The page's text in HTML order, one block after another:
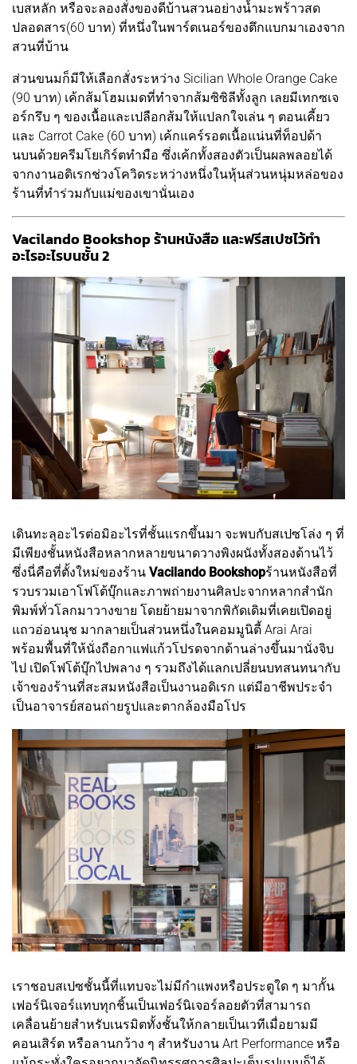
เบสหลัก หรือจะลองสั่งของดีบ้านสวนอย่างน้ำมะพร้าวสด
ปลอดสาร(60 บาท) ที่หนึ่งในพาร์ตเนอร์ของตึกแบกมาเองจาก
สวนที่บ้าน
ส่วนขนมก็มีให้เลือกสั่งระหว่าง Sicilian Whole Orange Cake
(90 บาท) เค้กส้มโฮมเมดที่ทำจากส้มซิซิลีทั้งลูก เลยมีเทกซเจ
อร์กรึบ ๆ ของเนื้อและเปลือกส้มให้แปลกใจเล่น ๆ ตอนเคี้ยว
และ Carrot Cake (60 บาท) เค้กแคร์รอตเนื้อแน่นที่ท็อปด้า
นบนด้วยครีมโยเกิร์ตทำมือ ซึ่งเค้กทั้งสองตัวเป็นผลพลอยได้
จากงานอดิเรกช่วงโควิดระหว่างหนึ่งในหุ้นส่วนหนุ่มหล่อของ
ร้านที่ทำร่วมกับแม่ของเขานั่นเอง
Vacilando Bookshop ร้านหนังสือ และฟรีสเปซไว้ทำ
อะไรอะไรบนชั้น 2
เดินทะลุอะไรต่อมิอะไรที่ชั้นแรกขึ้นมา จะพบกับสเปซโล่ง ๆ ที่
มีเพียงชั้นหนังสือหลากหลายขนาดวางพิงผนังทั้งสองด้านไว้
ซึ่งนี่คือที่ตั้งใหม่ของร้าน Vacilando Bookshopร้านหนังสือที่
รวบรวมเอาโฟโต้บุ๊กและภาพถ่ายงานศิลปะจากหลากสำนัก
พิมพ์ทั่วโลกมาวางขาย โดยย้ายมาจากพิกัดเดิมที่เคยเปิดอยู่
แถวอ่อนนุช มากลายเป็นส่วนหนึ่งในคอมมูนิตี้ Arai Arai
พร้อมพื้นที่ให้นั่งถือกาแฟแก้วโปรดจากด้านล่างขึ้นมานั่งจิบ
ไป เปิดโฟโต้บุ๊กไปพลาง ๆ รวมถึงได้แลกเปลี่ยนบทสนทนากับ
เจ้าของร้านที่สะสมหนังสือเป็นงานอดิเรก แต่มีอาชีพประจำ
เป็นอาจารย์สอนถ่ายรูปและตากล้องมือโปร
เราชอบสเปซชั้นนี้ที่แทบจะไม่มีกำแพงหรือประตูใด ๆ มากั้น
เฟอร์นิเจอร์แทบทุกชิ้นเป็นเฟอร์นิเจอร์ลอยตัวที่สามารถ
เคลื่อนย้ายสำหรับเนรมิตทั้งชั้นให้กลายเป็นเวทีเมื่อยามมี
คอนเสิร์ต หรือลานกว้าง ๆ สำหรับงาน Art Performance หรือ